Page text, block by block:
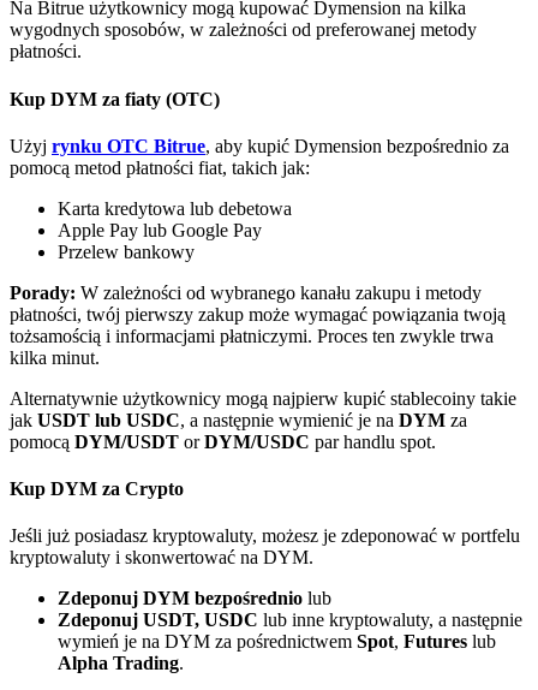
Dowiedz się, jak uzyskać dochód pasywny
Bitrue
Bitruści Partnerzy
Aż do 65% prowizji!
Na Bitrue użytkownicy mogą kupować Dymension na kilka
wygodnych sposobów, w zależności od preferowanej metody
płatności.
Kup DYM za fiaty (OTC)
Użyj rynku OTC Bitrue, aby kupić Dymension bezpośrednio za
pomocą metod płatności fiat, takich jak:
Karta kredytowa lub debetowa
Apple Pay lub Google Pay
Przelew bankowy
Porady: W zależności od wybranego kanału zakupu i metody
płatności, twój pierwszy zakup może wymagać powiązania twoją
tożsamością i informacjami płatniczymi. Proces ten zwykle trwa
kilka minut.
Alternatywnie użytkownicy mogą najpierw kupić stablecoiny takie
jak USDT lub USDC, a następnie wymienić je na DYM za
pomocą DYM/USDT orDYM/USDC par handlu spot.
Kup DYM za Crypto
Jeśli już posiadasz kryptowaluty, możesz je zdeponować w portfelu
kryptowaluty i skonwertować na DYM.
Zdeponuj DYM bezpośrednio lub
Zdeponuj USDT, USDC lub inne kryptowaluty, a następnie
wymień je na DYM za pośrednictwem Spot, Futures lub
Alpha Trading.